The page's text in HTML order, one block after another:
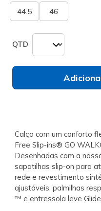
44.5 46
QTD
Calça com um conforto
Free Slip-ins® GO
Desenhadas com a
sapatilhas slip-on para
rede e revestimento
ajustáveis, palmilhas
™ e entressola leve